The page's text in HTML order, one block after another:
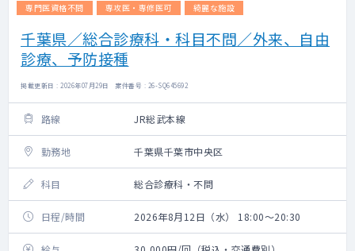
専門医資格不問
専攻医・専修医可 綺麗な施設
千葉県／総合診療科・科目不問／外来、自由
診療、予防接種
掲載更新日 : 2026年07月29日 案件番号 : 26-SQ645692
路線 JR総武本線
勤務地 千葉県千葉市中央区
科目 総合診療科・不問
日程/時間 2026年8月12日（水） 18:00～20:30